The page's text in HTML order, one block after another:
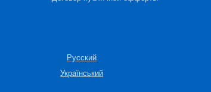
Русский
Український